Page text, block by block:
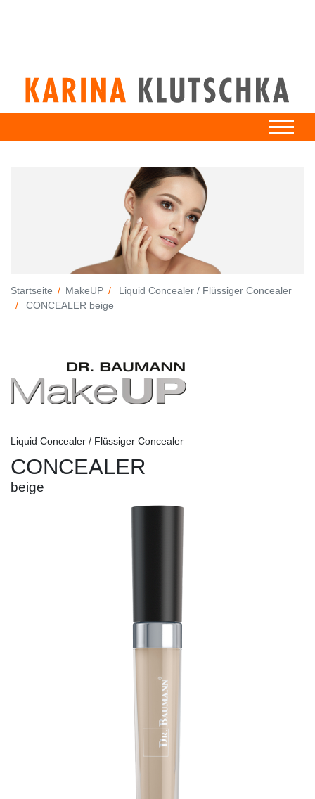
Startseite MakeUP
Liquid Concealer / Flüssiger Concealer
CONCEALER beige
Liquid Concealer / Flüssiger Concealer
CONCEALER
beige